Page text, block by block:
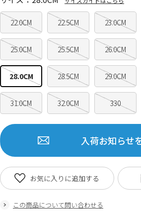
22.0CM 22.5CM 23.0CM
25.0CM 25.5CM 26.0CM
28.0CM 28.5CM 29.0CM
31.0CM 32.0CM 330
入荷お知らせ
この商品について問い合わせる
お気に入りに追加する